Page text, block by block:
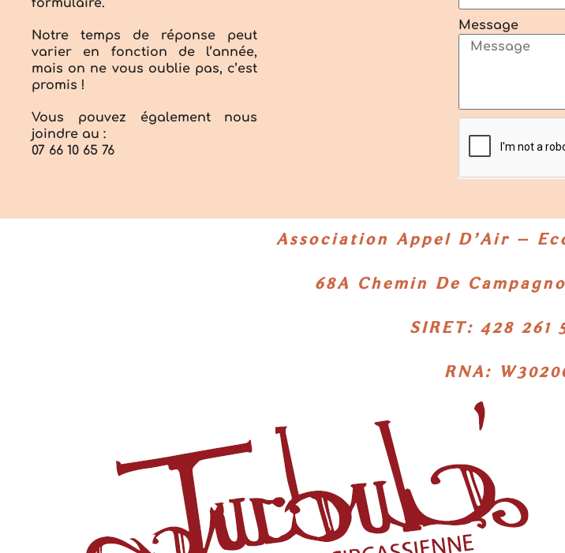
formulaire.
Notre temps de réponse peut
varier en fonction de l’année,
mais on ne vous oublie pas, c’est
promis !
Vous pouvez également nous
joindre au :
07 66 10 65 76
Message
Association Appel D’Air –
68A Chemin De
SIRET: 428 261
RNA: